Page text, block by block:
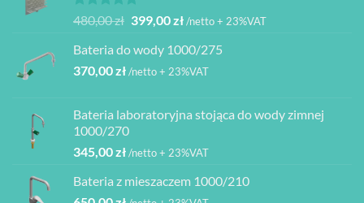
Oceniono
na 5
480,00zł Pierwotna
wynosiła:
480,00 zł.
399,00złAktualna
wynosi:
399,00 zł.
/netto + 23%VAT
Bateria do wody 1000/275
370,00zł/netto + 23%VAT
Bateria laboratoryjna stojąca do wody zimnej
1000/270
345,00zł/netto + 23%VAT
Bateria z mieszaczem 1000/210